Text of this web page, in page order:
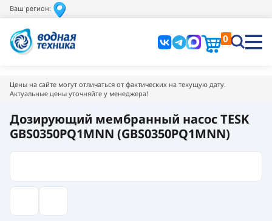
Ваш регион:
0
Цены на сайте могут отличаться от фактических на текущую дату.
Актуальные цены уточняйте у менеджера!
Дозирующий мембранный насос TESK
GBS0350PQ1MNN (GBS0350PQ1MNN)